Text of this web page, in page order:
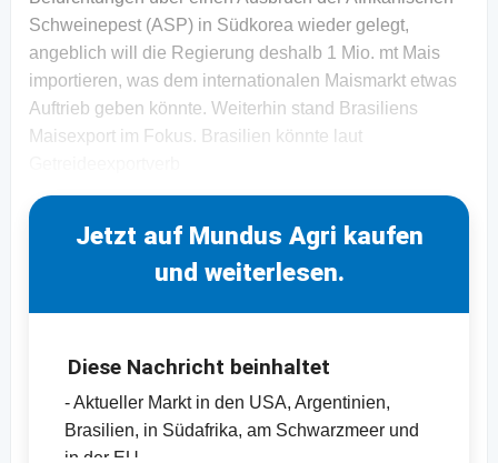
Schweinepest (ASP) in Südkorea wieder gelegt,
angeblich will die Regierung deshalb 1 Mio. mt Mais
importieren, was dem internationalen Maismarkt etwas
Auftrieb geben könnte. Weiterhin stand Brasiliens
Maisexport im Fokus. Brasilien könnte laut
Jetzt auf Mundus Agri kaufen
und weiterlesen.
Diese Nachricht beinhaltet
- Aktueller Markt in den USA, Argentinien,
Brasilien, in Südafrika, am Schwarzmeer und
in der EU